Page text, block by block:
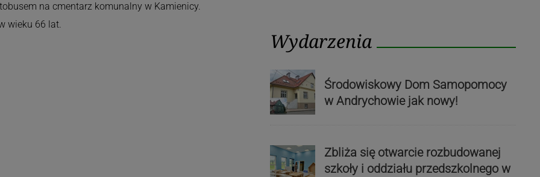
na cmentarz komunalny w Kamienicy.
wieku 66 lat.
Wydarzenia
Środowiskowy Dom Samopomocy
w Andrychowie jak nowy!
Zbliża się otwarcie rozbudowanej
szkoły i oddziału przedszkolnego w